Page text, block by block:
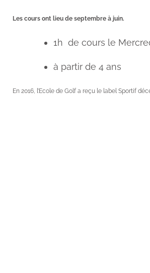
Les cours ont lieu de septembre à juin.
1h de cours le
à partir de 4 ans
En 2016, l’Ecole de Golf a reçu le label Sportif